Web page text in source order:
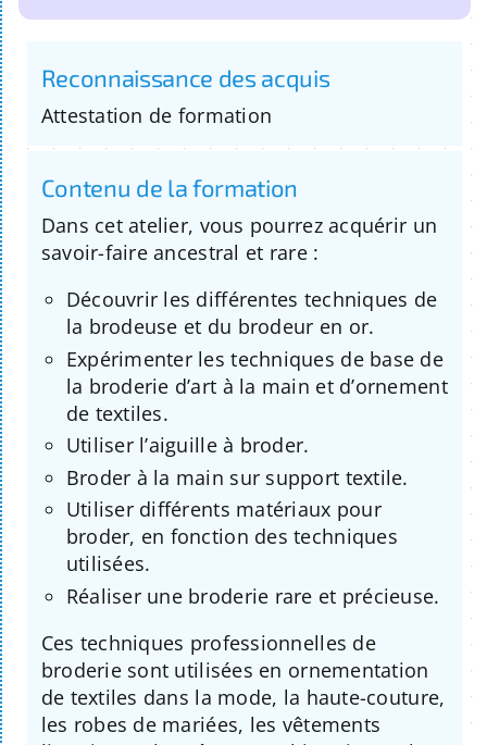
Reconnaissance des acquis
Attestation de formation
Contenu de la formation
Dans cet atelier, vous pourrez acquérir un
savoir-faire ancestral et rare :
Découvrir les différentes techniques de
la brodeuse et du brodeur en or.
Expérimenter les techniques de base de
la broderie d’art à la main et d’ornement
de textiles.
Utiliser l’aiguille à broder.
Broder à la main sur support textile.
Utiliser différents matériaux pour
broder, en fonction des techniques
utilisées.
Réaliser une broderie rare et précieuse.
Ces techniques professionnelles de
broderie sont utilisées en ornementation
de textiles dans la mode, la haute-couture,
les robes de mariées, les vêtements